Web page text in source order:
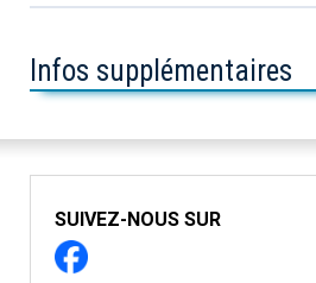
Infos supplémentaires
SUIVEZ-NOUS SUR